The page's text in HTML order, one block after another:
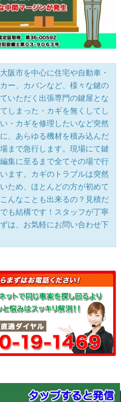
阪市を中心に住宅や自動車・
ー、カバンなど、様々な鍵の
いただく出張専門の鍵屋とな
しまった・カギを無くしてし
・カギを修理したいなど突然
、あらゆる機材を積み込んだ
まで急行します。現場にて鍵
集に至るまで全てその場で行
ます。カギのトラブルは突然
ため、ほとんどの方が初めて
んなことも出来るの？見積だ
も結構です！スタッフが丁寧
は、お気軽にお問い合わせ下